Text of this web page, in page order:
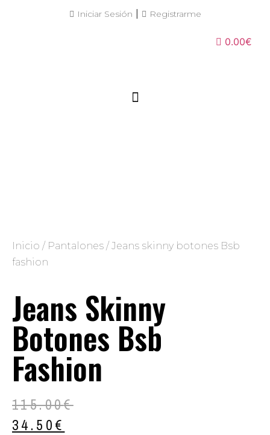
Iniciar Sesión Registrarme
0.00€
Inicio / Pantalones / Jeans skinny botones Bsb
fashion
Jeans Skinny
Botones Bsb
Fashion
115.00€
34.50€